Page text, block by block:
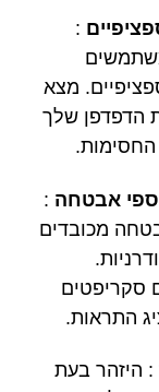
:
מצא
הדפדפן שלך
אבטחה :
מכובדים
סקריפטים
התראות.
: היזהר בעת